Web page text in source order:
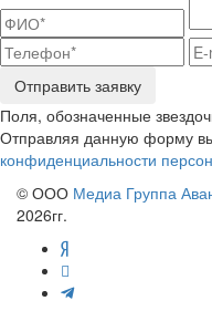
Отправить заявку
Поля, обозначенные
Отправляя данную форму
конфиденциальности
© ООО Медиа Группа
2026гг.